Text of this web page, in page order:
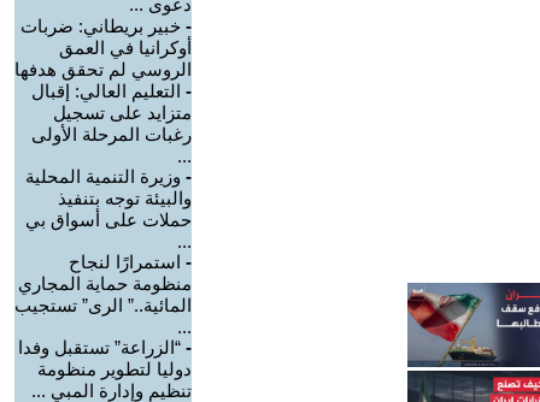
دعوى ...
- خبير بريطاني: ضربات
أوكرانيا في العمق
الروسي لم تحقق هدفها
- التعليم العالي: إقبال
متزايد على تسجيل
رغبات المرحلة الأولى
...
- وزيرة التنمية المحلية
والبيئة توجه بتنفيذ
حملات على أسواق بي
...
- استمرارًا لنجاح
منظومة حماية المجاري
المائية..” الرى” تستجيب
...
- “الزراعة” تستقبل وفدا
دوليا لتطوير منظومة
تنظيم وإدارة المبي ...